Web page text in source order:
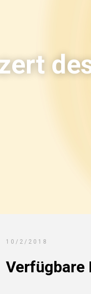
10/2/2018
Verfügbare